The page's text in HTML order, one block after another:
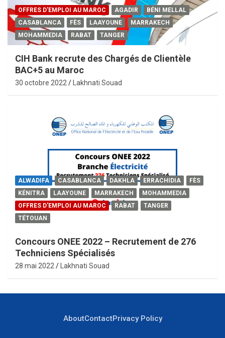
OFFRES D'EMPLOI AU MAROC AGADIR
BÉNI MELLAL
CASABLANCA
FÈS LAAYOUNE
MARRAKECH
MOHAMMEDIA
RABAT TANGER
CIH Bank recrute des Chargés de Clientèle
BAC+5 au Maroc
30 octobre 2022 Lakhnati Souad
ALWADIFA CASABLANCA DAKHLA ERRACHIDIA
FÈS
KÉNITRA
LAAYOUNE MARRAKECH
MOHAMMEDIA
OFFRES D'EMPLOI AU MAROC
RABAT
TANGER
TÉTOUAN
Concours ONEE 2022 – Recrutement de 276
Techniciens Spécialisés
28 mai 2022 Lakhnati Souad
AboutContactPrivacy Policy